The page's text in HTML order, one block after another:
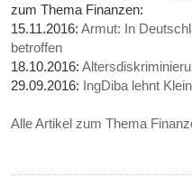
zum Thema Finanzen:
15.11.2016:Armut: In
betroffen
18.10.2016:
29.09.2016: IngDiba lehnt
Alle Artikel zum Thema